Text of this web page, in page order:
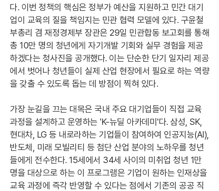
다. 이번 정책의 핵심은 정부가 예산을 지원하고 민간 대기
업이 교육의 질을 책임지는 민관 협력 모델에 있다. 구윤철
부총리 겸 재정경제부 장관은 29일 민관합동 보고회를 통해
총 10만 명의 청년에게 자기개발 기회와 실무 경험을 제공
하겠다는 청사진을 공개했다. 이는 단순한 단기 일자리 제공
에서 벗어나 청년들이 실제 산업 현장에서 필요로 하는 역량
을 갖출 수 있도록 돕는 데 방점이 찍혀 있다.
가장 눈길을 끄는 대목은 국내 주요 대기업들이 직접 교육
과정을 설계하고 운영하는 'K-뉴딜 아카데미'다. 삼성, SK,
현대차, LG 등 내로라하는 기업들이 참여하여 인공지능(AI),
반도체, 미래 모빌리티 등 첨단 산업 분야의 노하우를 청년
들에게 전수한다. 15세에서 34세 사이의 미취업 청년 1만
명을 대상으로 하는 이 프로그램은 기업이 원하는 인재상을
교육 과정에 즉각 반영할 수 있다는 점에서 기존의 공공 직